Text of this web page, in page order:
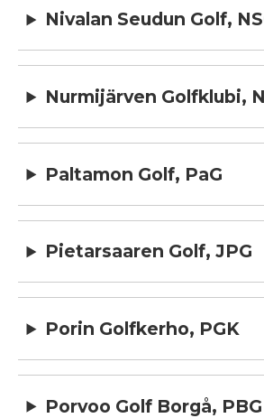
Nivalan Seudun Golf,
Nurmijärven Golfklubi,
Paltamon Golf, PaG
Pietarsaaren Golf, JPG
Porin Golfkerho, PGK
Porvoo Golf Borgå, PBG